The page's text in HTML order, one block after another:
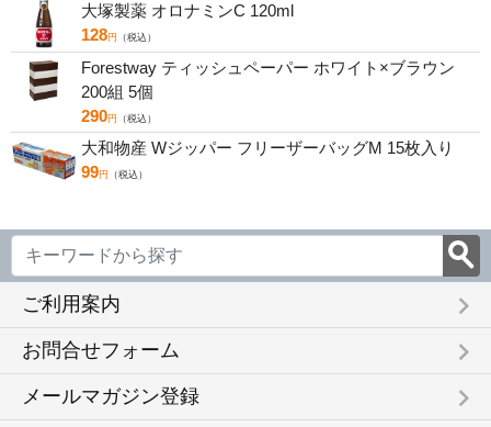
大塚製薬 オロナミンC 120ml
128円 （税込）
Forestway ティッシュペーパー ホワイト×ブラウン
200組 5個
290円 （税込）
大和物産 Wジッパー フリーザーバッグM 15枚入り
99円 （税込）
ご利用案内 keyboard_arrow_right
お問合せフォーム keyboard_arrow_right
メールマガジン登録 keyboard_arrow_right